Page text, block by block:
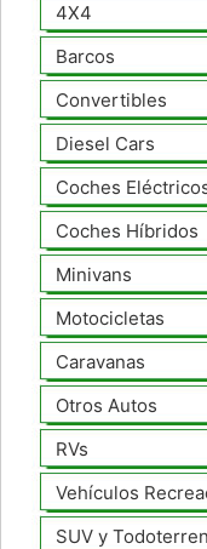
4X4
Barcos
Convertibles
Diesel Cars
Coches
Coches Híbridos
Minivans
Motocicletas
Caravanas
Otros Autos
RVs
Vehículos
SUV y